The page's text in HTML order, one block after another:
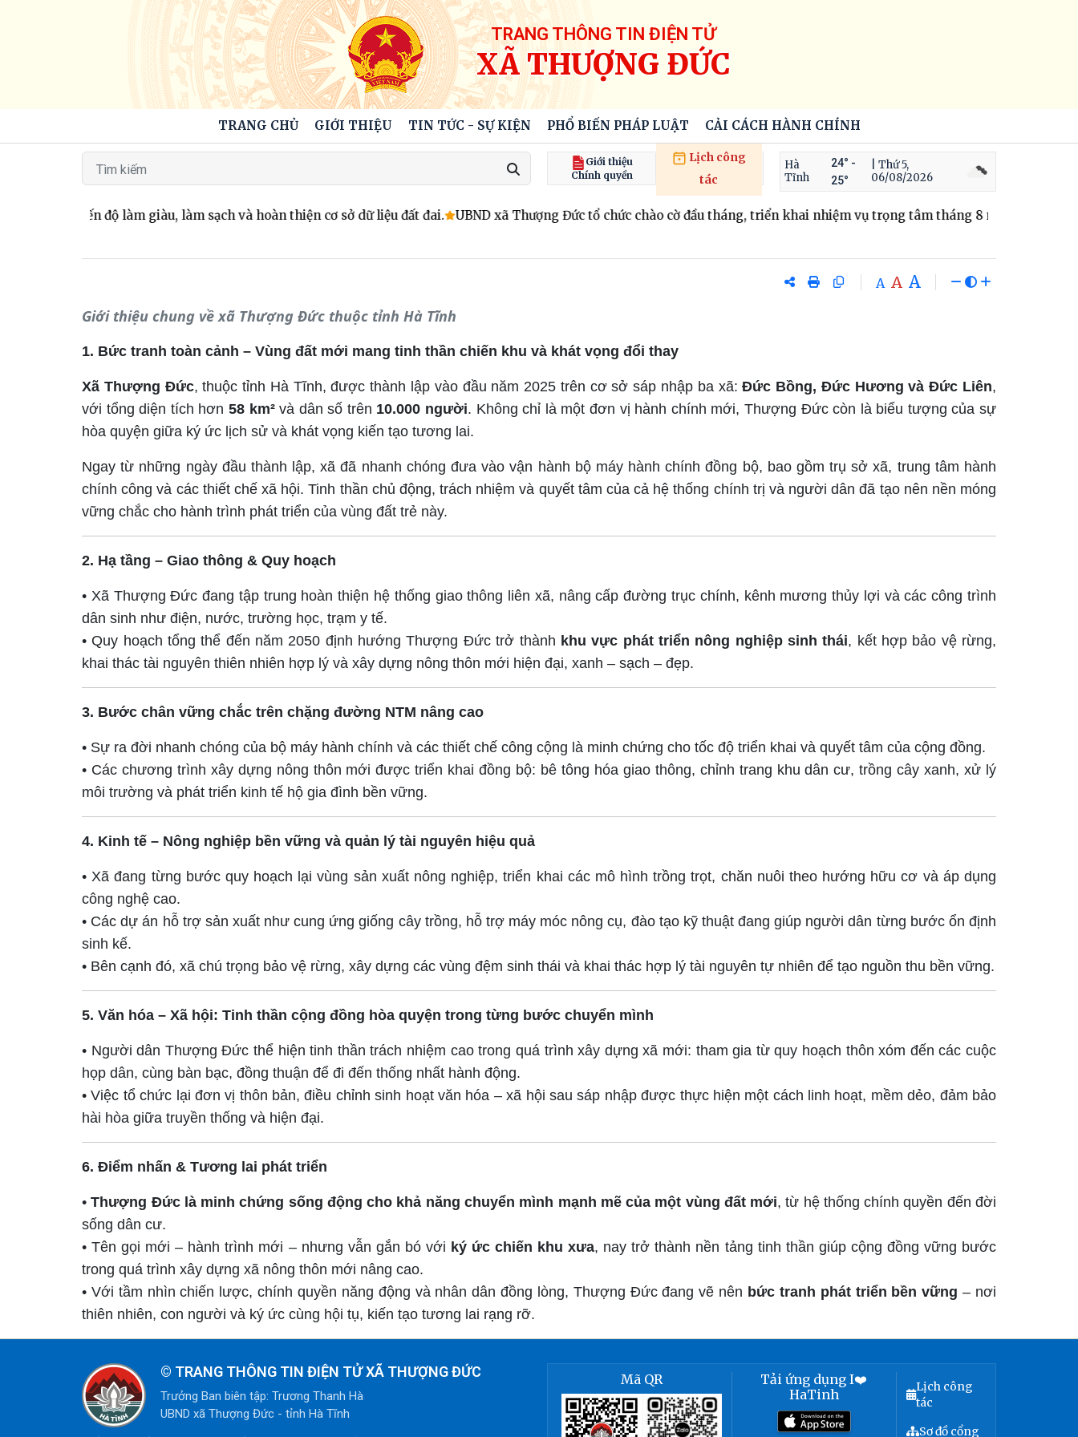
TRANG THÔNG TIN ĐIỆN TỬ
XÃ THƯỢNG ĐỨC
TRANG CHỦ GIỚI THIỆU TIN TỨC - SỰ KIỆN PHỔ BIẾN PHÁP LUẬT CẢI CÁCH HÀNH CHÍNH
Giới thiệu
Chính quyền
Lịch công
tác
Hà
Tĩnh
24° -
25°
| Thứ 5,
06/08/2026
nhanh tiến độ làm giàu, làm sạch và hoàn thiện cơ sở dữ liệu đất đai. UBND xã Thượng Đức tổ chức chào cờ đầu tháng, triển khai nhiệm vụ trọng tâm tháng 8 năm 2026.
A A A
Giới thiệu chung về xã Thượng Đức thuộc tỉnh Hà Tĩnh
1. Bức tranh toàn cảnh – Vùng đất mới mang tinh thần chiến khu và khát vọng đổi thay
Xã Thượng Đức, thuộc tỉnh Hà Tĩnh, được thành lập vào đầu năm 2025 trên cơ sở sáp nhập ba xã:Đức Bồng, Đức Hương và Đức Liên,
với tổng diện tích hơn 58 km²và dân số trên 10.000 người. Không chỉ là một đơn vị hành chính mới, Thượng Đức còn là biểu tượng của sự
hòa quyện giữa ký ức lịch sử và khát vọng kiến tạo tương lai.
Ngay từ những ngày đầu thành lập, xã đã nhanh chóng đưa vào vận hành bộ máy hành chính đồng bộ, bao gồm trụ sở xã, trung tâm hành
chính công và các thiết chế xã hội. Tinh thần chủ động, trách nhiệm và quyết tâm của cả hệ thống chính trị và người dân đã tạo nên nền móng
vững chắc cho hành trình phát triển của vùng đất trẻ này.
2. Hạ tầng – Giao thông & Quy hoạch
• Xã Thượng Đức đang tập trung hoàn thiện hệ thống giao thông liên xã, nâng cấp đường trục chính, kênh mương thủy lợi và các công trình
dân sinh như điện, nước, trường học, trạm y tế.
• Quy hoạch tổng thể đến năm 2050 định hướng Thượng Đức trở thành khu vực phát triển nông nghiệp sinh thái, kết hợp bảo vệ rừng,
khai thác tài nguyên thiên nhiên hợp lý và xây dựng nông thôn mới hiện đại, xanh – sạch – đẹp.
3. Bước chân vững chắc trên chặng đường NTM nâng cao
• Sự ra đời nhanh chóng của bộ máy hành chính và các thiết chế công cộng là minh chứng cho tốc độ triển khai và quyết tâm của cộng đồng.
• Các chương trình xây dựng nông thôn mới được triển khai đồng bộ: bê tông hóa giao thông, chỉnh trang khu dân cư, trồng cây xanh, xử lý
môi trường và phát triển kinh tế hộ gia đình bền vững.
4. Kinh tế – Nông nghiệp bền vững và quản lý tài nguyên hiệu quả
• Xã đang từng bước quy hoạch lại vùng sản xuất nông nghiệp, triển khai các mô hình trồng trọt, chăn nuôi theo hướng hữu cơ và áp dụng
công nghệ cao.
• Các dự án hỗ trợ sản xuất như cung ứng giống cây trồng, hỗ trợ máy móc nông cụ, đào tạo kỹ thuật đang giúp người dân từng bước ổn định
sinh kế.
• Bên cạnh đó, xã chú trọng bảo vệ rừng, xây dựng các vùng đệm sinh thái và khai thác hợp lý tài nguyên tự nhiên để tạo nguồn thu bền vững.
5. Văn hóa – Xã hội: Tinh thần cộng đồng hòa quyện trong từng bước chuyển mình
• Người dân Thượng Đức thể hiện tinh thần trách nhiệm cao trong quá trình xây dựng xã mới: tham gia từ quy hoạch thôn xóm đến các cuộc
họp dân, cùng bàn bạc, đồng thuận để đi đến thống nhất hành động.
• Việc tổ chức lại đơn vị thôn bản, điều chỉnh sinh hoạt văn hóa – xã hội sau sáp nhập được thực hiện một cách linh hoạt, mềm dẻo, đảm bảo
hài hòa giữa truyền thống và hiện đại.
6. Điểm nhấn & Tương lai phát triển
•Thượng Đức là minh chứng sống động cho khả năng chuyển mình mạnh mẽ của một vùng đất mới, từ hệ thống chính quyền đến đời
sống dân cư.
• Tên gọi mới – hành trình mới – nhưng vẫn gắn bó với ký ức chiến khu xưa, nay trở thành nền tảng tinh thần giúp cộng đồng vững bước
trong quá trình xây dựng xã nông thôn mới nâng cao.
• Với tầm nhìn chiến lược, chính quyền năng động và nhân dân đồng lòng, Thượng Đức đang vẽ nên bức tranh phát triển bền vững – nơi
thiên nhiên, con người và ký ức cùng hội tụ, kiến tạo tương lai rạng rỡ.
© TRANG THÔNG TIN ĐIỆN TỬ XÃ THƯỢNG ĐỨC
Trưởng Ban biên tập: Trương Thanh Hà
UBND xã Thượng Đức - tỉnh Hà Tĩnh
Mã QR
Tải ứng dụng I❤️
HaTinh
Lịch công
tác
Sơ đồ cổng